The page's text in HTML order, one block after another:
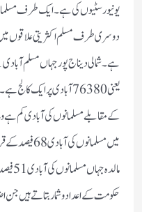
یونیورسٹیوں کی ہے۔ ایک طرف
دوسری طرف مسلم اکثریتی علاقوں میں
یعنی 76380 آبادی پر ایک
حکومت کے اعداد وشمار بتاتے ہیں جن